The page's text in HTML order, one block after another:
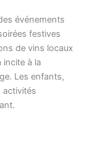
événements
festives
de vins locaux
à la
Les enfants,
activités